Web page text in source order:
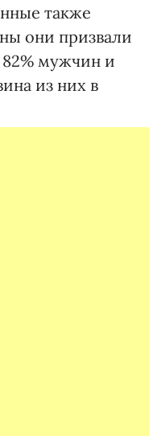
также
они призвали
82% мужчин и
из них в